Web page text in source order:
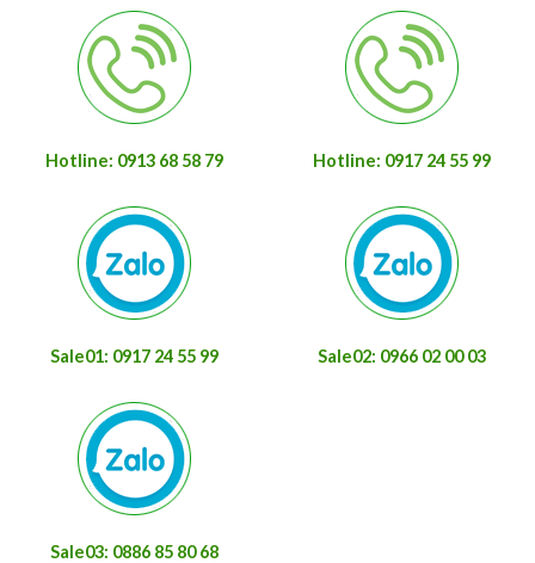
Hotline: 0913 68 58 79 Hotline: 0917 24 55 99
Sale01: 0917 24 55 99 Sale02: 0966 02 00 03
Sale03: 0886 85 80 68